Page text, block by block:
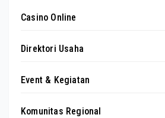
Casino Online
Direktori Usaha
Event & Kegiatan
Komunitas Regional